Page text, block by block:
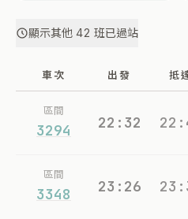
顯示其他 42 班已過站
車次 出發 抵
區間
3294 22:32
區間
3348 23:26